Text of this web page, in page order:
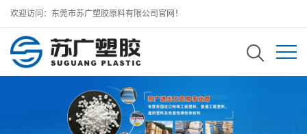
欢迎访问：东莞市苏广塑胶原料有限公司官网！